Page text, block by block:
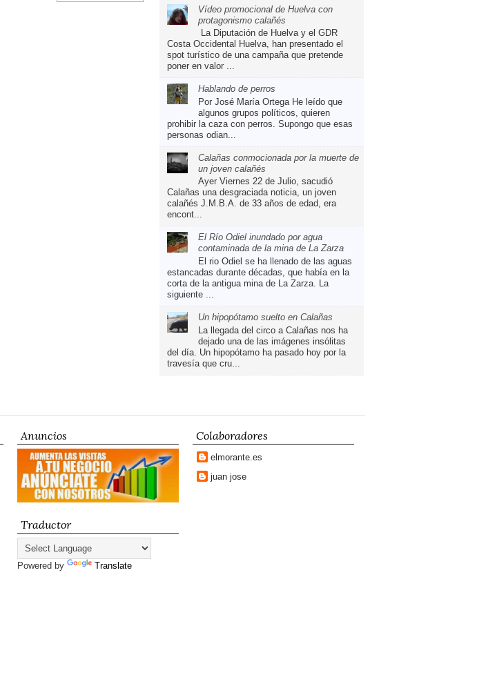
Vídeo promocional de Huelva con
protagonismo calañés
La Diputación de Huelva y el GDR
Costa Occidental Huelva, han presentado el
spot turístico de una campaña que pretende
poner en valor ...
Hablando de perros
Por José María Ortega He leído que
algunos grupos políticos, quieren
prohibir la caza con perros. Supongo que esas
personas odian...
Calañas conmocionada por la muerte de
un joven calañés
Ayer Viernes 22 de Julio, sacudió
Calañas una desgraciada noticia, un joven
calañés J.M.B.A. de 33 años de edad, era
encont...
El Río Odiel inundado por agua
contaminada de la mina de La Zarza
El rio Odiel se ha llenado de las aguas
estancadas durante décadas, que había en la
corta de la antigua mina de La Zarza. La
siguiente ...
Un hipopótamo suelto en Calañas
La llegada del circo a Calañas nos ha
dejado una de las imágenes insólitas
del día. Un hipopótamo ha pasado hoy por la
travesía que cru...
Anuncios
Traductor
Powered by Translate
Colaboradores
elmorante.es
juan jose